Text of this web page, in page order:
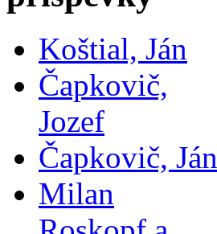
Koštial, Ján
Čapkovič,
Jozef
Čapkovič, Ján
Milan